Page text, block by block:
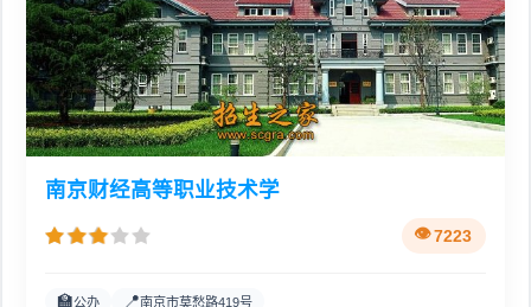
南京财经高等职业技术学
7223
🏫公办 📍南京市莫愁路419号